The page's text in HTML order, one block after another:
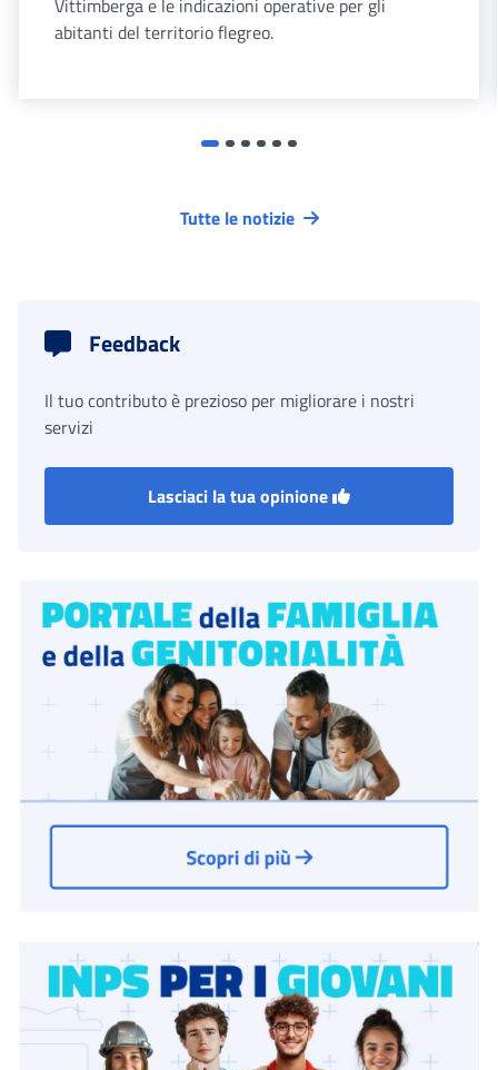
Vittimberga e le indicazioni operative per gli
abitanti del territorio flegreo.
Tutte le notizie
Feedback
Il tuo contributo è prezioso per migliorare i nostri
servizi
Lasciaci la tua opinione